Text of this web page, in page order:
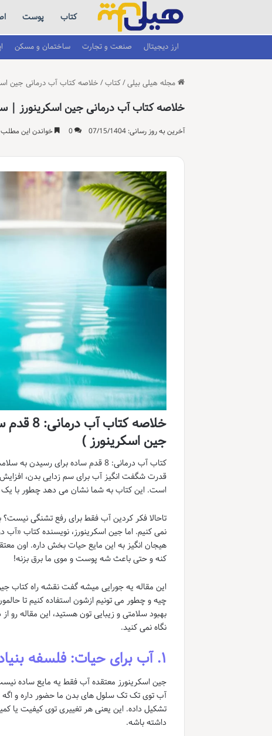
کتاب پوست
ارز دیجیتال صنعت و تجارت ساختمان و مسکن
مجله هیلی بیلی/کتاب/خلاصه کتاب آب درمانی جین
خلاصه کتاب آب درمانی جین اسکرینورز |
آخرین به روز رسانی: 07/15/1404 0 خواندن این مطلب 17 دقیقه زمان
خلاصه
جین اسکرینورز )
کتاب آب درمانی: 8 قدم ساده برای
قدرت شگفت انگیز آب برای سم زدایی بدن، افزایش
است. این کتاب به شما نشان می دهد چطور با یک برنامه ۱۸ روزه و روش های ساده، زندگی سالم تر و
تاحالا فکر کردین آب فقط برای رفع تشنگی
هیجان انگیز به این مایع حیات بخش داره. اون
کنه و حتی باعث شه پوست و موی ما برق بزنه!
چیه و چطور می تونیم ازشون استفاده کنیم تا
بهبود سلامتی و زیبایی تون هستید، این مقاله
نگاه نمی کنید.
۱. آب برای حیات: فلسفه بنیادین سلامتی اسکرینورز
جین اسکرینورز معتقده آب فقط یه مایع ساده
آب توی تک تک سلول های بدن ما حضور داره و اگه
تشکیل داده. این یعنی هر تغییری توی کیفیت یا
داشته باشه.